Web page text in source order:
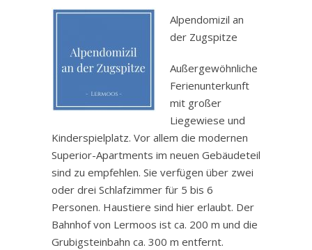
Alpendomizil an
der Zugspitze
Außergewöhnliche
Ferienunterkunft
mit großer
Liegewiese und
Kinderspielplatz. Vor allem die modernen
Superior-Apartments im neuen Gebäudeteil
sind zu empfehlen. Sie verfügen über zwei
oder drei Schlafzimmer für 5 bis 6
Personen. Haustiere sind hier erlaubt. Der
Bahnhof von Lermoos ist ca. 200 m und die
Grubigsteinbahn ca. 300 m entfernt.